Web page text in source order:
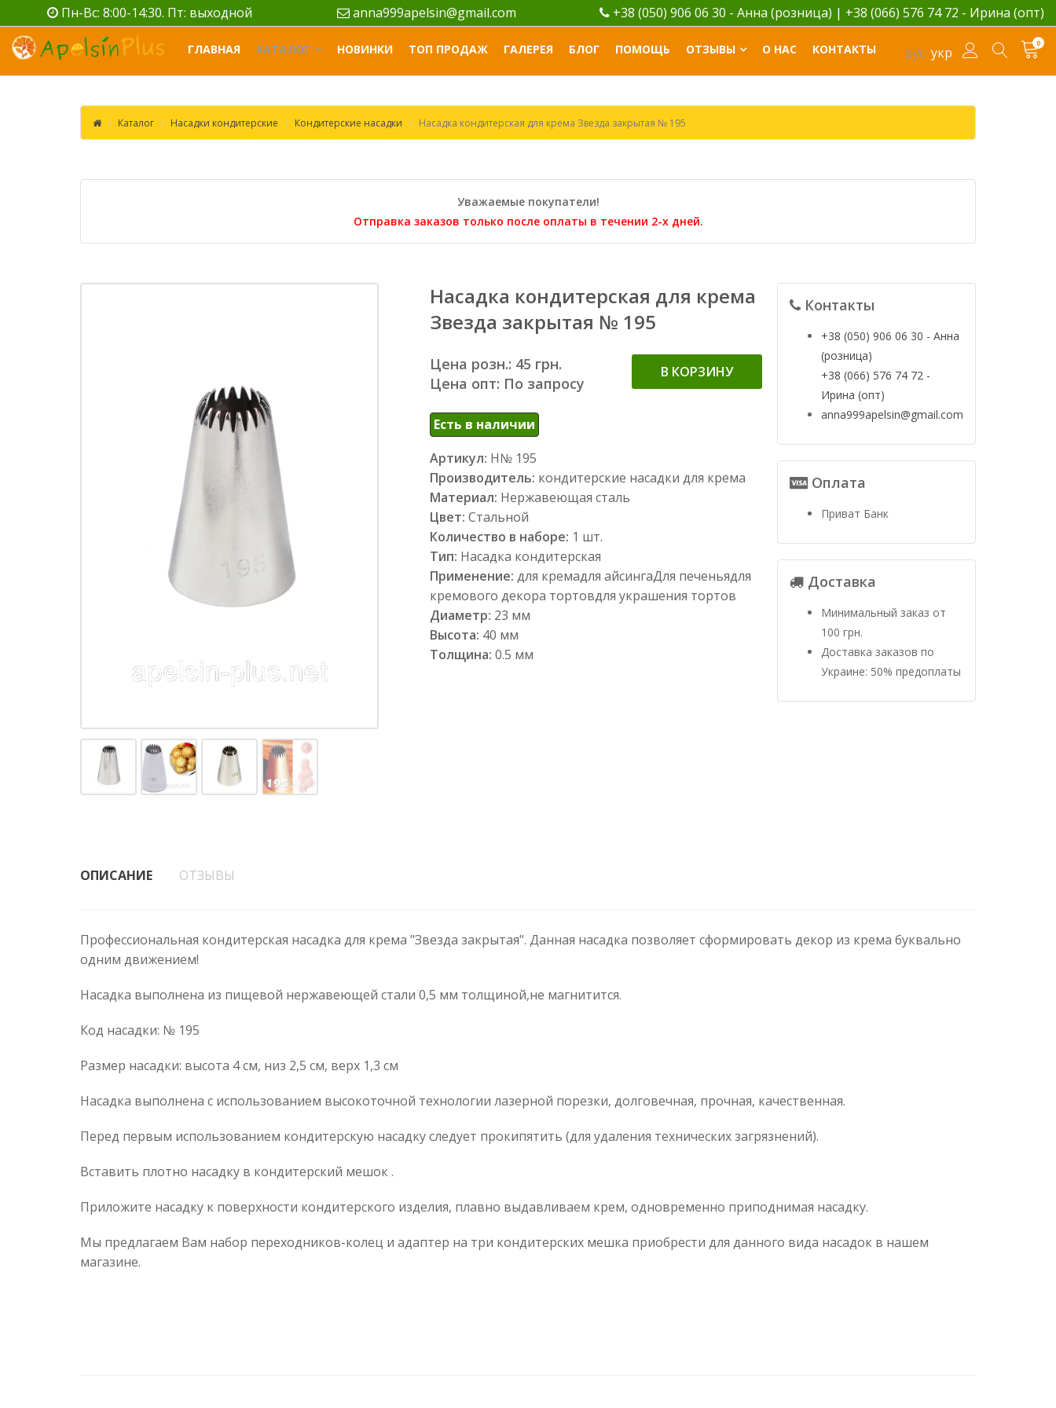
Пн-Вс: 8:00-14:30. Пт: выходной anna999apelsin@gmail.com +38 (050) 906 06 30 - Анна (розница) | +38 (066) 576 74 72 - Ирина (опт)
рус укр
0
ГЛАВНАЯ КАТАЛОГ НОВИНКИ ТОП ПРОДАЖ ГАЛЕРЕЯ БЛОГ ПОМОЩЬ ОТЗЫВЫ О НАС КОНТАКТЫ
Каталог Насадки кондитерские Кондитерские насадки Насадка кондитерская для крема Звезда закрытая № 195
Уважаемые покупатели!
Отправка заказов только после оплаты в течении 2-х дней.
Насадка кондитерская для крема
Звезда закрытая № 195
Цена розн.: 45 грн.
Цена опт: По запросу
В КОРЗИНУ
Есть в наличии
Артикул: Н№ 195
Производитель: кондитерские насадки для крема
Материал: Нержавеющая сталь
Цвет: Стальной
Количество в наборе: 1 шт.
Тип: Насадка кондитерская
Применение: для кремадля айсингаДля печеньядля
кремового декора тортовдля украшения тортов
Диаметр: 23 мм
Высота: 40 мм
Толщина: 0.5 мм
Контакты
+38 (050) 906 06 30 - Анна
(розница)
+38 (066) 576 74 72 -
Ирина (опт)
anna999apelsin@gmail.com
Оплата
Приват Банк
Доставка
Минимальный заказ от
100 грн.
Доставка заказов по
Украине: 50% предоплаты
ОПИСАНИЕ ОТЗЫВЫ
Профессиональная кондитерская насадка для крема "Звезда закрытая". Данная насадка позволяет сформировать декор из крема буквально
одним движением!
Насадка выполнена из пищевой нержавеющей стали 0,5 мм толщиной,не магнитится.
Код насадки: № 195
Размер насадки: высота 4 см, низ 2,5 см, верх 1,3 см
Насадка выполнена с использованием высокоточной технологии лазерной порезки, долговечная, прочная, качественная.
Перед первым использованием кондитерскую насадку следует прокипятить (для удаления технических загрязнений).
Вставить плотно насадку в кондитерский мешок .
Приложите насадку к поверхности кондитерского изделия, плавно выдавливаем крем, одновременно приподнимая насадку.
Мы предлагаем Вам набор переходников-колец и адаптер на три кондитерских мешка приобрести для данного вида насадок в нашем
магазине.